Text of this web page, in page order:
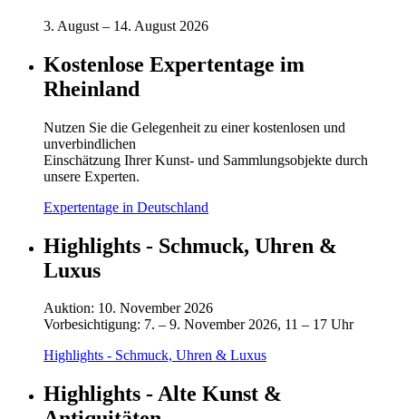
3. August – 14. August 2026
Kostenlose Expertentage im
Rheinland
Nutzen Sie die Gelegenheit zu einer kostenlosen und
unverbindlichen
Einschätzung Ihrer Kunst- und Sammlungsobjekte durch
unsere Experten.
Expertentage in Deutschland
Highlights - Schmuck, Uhren &
Luxus
Auktion: 10. November 2026
Vorbesichtigung: 7. – 9. November 2026, 11 – 17 Uhr
Highlights - Schmuck, Uhren & Luxus
Highlights - Alte Kunst &